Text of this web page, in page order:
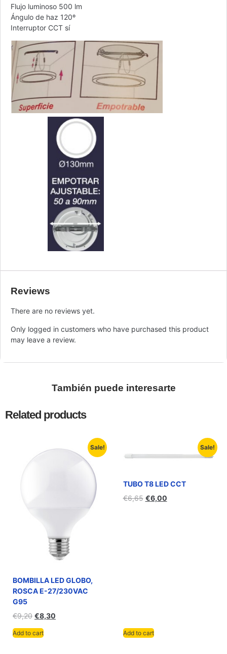
Flujo luminoso 500 lm
Ángulo de haz 120º
Interruptor CCT sí
Reviews
There are no reviews yet.
Only logged in customers who have purchased this product
may leave a review.
También puede interesarte
Related products
Sale!
BOMBILLA LED GLOBO,
ROSCA E-27/230VAC
G95
€9,20 €8,30
Add to cart
Sale!
TUBO T8 LED CCT
€6,65 €6,00
Add to cart